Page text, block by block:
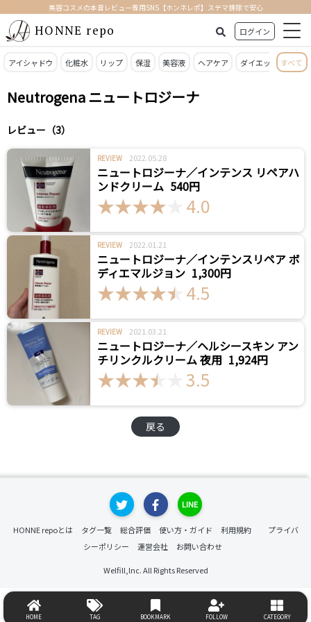
美容コスメの本音レビュー専用SNS【ホンネレポ】ステマ排除で安心
HONNE repo ログイン
アイシャドウ 化粧水 リップ 保湿 美容液 ヘアケア ダイエット 日焼
すべて
Neutrogena ニュートロジーナ
レビュー（3）
REVIEW 2022.05.28
ニュートロジーナ／インテンス リペアハ
ンドクリーム 540円
4.0
REVIEW 2022.01.21
ニュートロジーナ／インテンスリペア ボ
ディエマルジョン 1,300円
4.5
REVIEW 2021.03.21
ニュートロジーナ／ヘルシースキン アン
チリンクルクリーム 夜用 1,924円
3.5
戻る
LINE
HONNE repoとは タグ一覧 総合評価 使い方・ガイド 利用規約
プライバ
シーポリシー
運営会社 お問い合わせ
Welfill,lnc. All Rights Reserved
HOME TAG BOOKMARK FOLLOW CATEGORY